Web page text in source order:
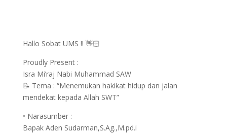
Hallo Sobat UMS !! 👋🏻
Proudly Present :
Isra Mi’raj Nabi Muhammad SAW
📝 Tema : “Menemukan hakikat hidup dan jalan
mendekat kepada Allah SWT”
• Narasumber :
Bapak Aden Sudarman,S.Ag.,M.pd.i